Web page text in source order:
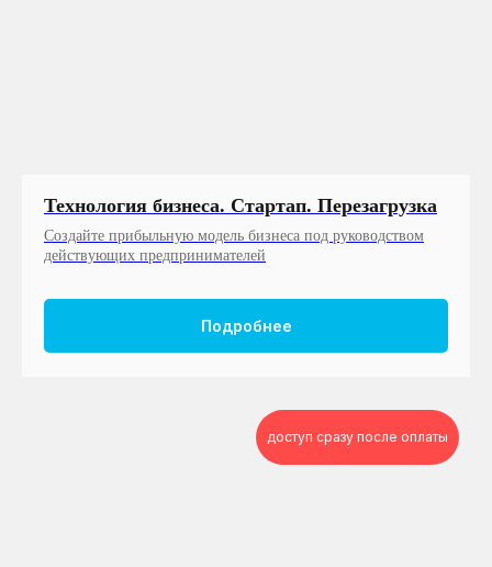
Технология бизнеса. Стартап. Перезагрузка
Создайте прибыльную модель бизнеса под руководством
действующих предпринимателей
Подробнее
доступ сразу после оплаты